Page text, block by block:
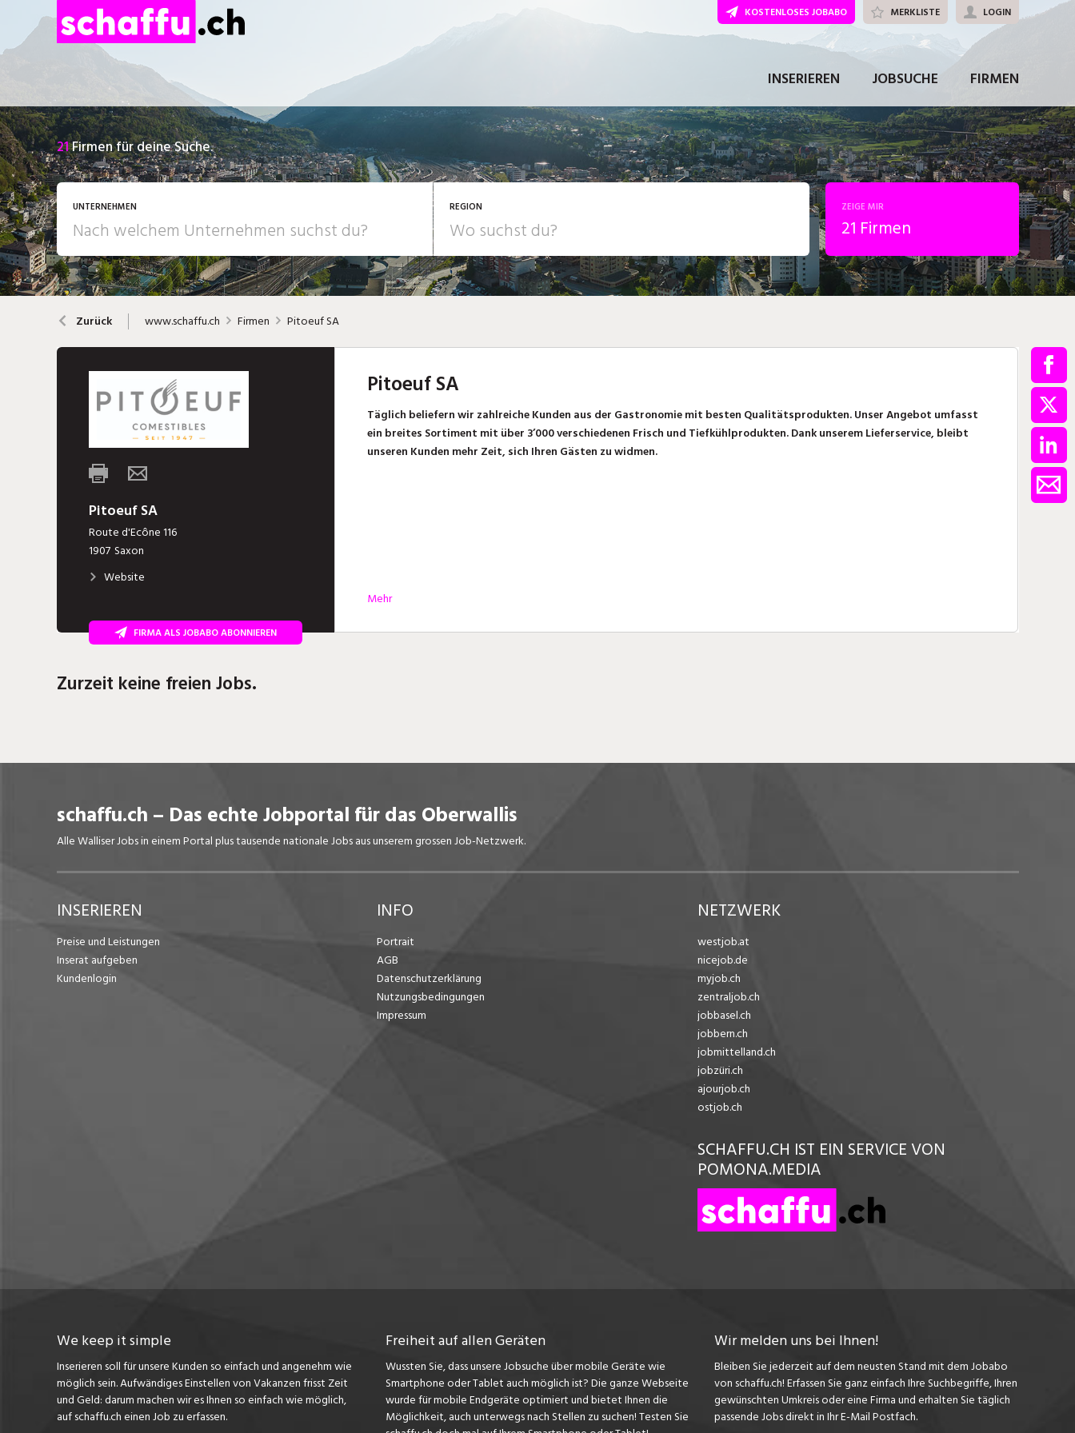
INSERIEREN JOBSUCHE FIRMEN
KOSTENLOSES JOBABO MERKLISTE LOGIN
21Firmen für deine Suche.
UNTERNEHMEN REGION ZEIGE MIR
21 Firmen
Zurück www.schaffu.ch Firmen Pitoeuf SA
Pitoeuf SA
Route d'Ecône 116
1907 Saxon
Website
FIRMA ALS JOBABO ABONNIEREN
Pitoeuf SA
Täglich beliefern wir zahlreicheKunden aus der Gastronomiemit besten Qualitätsprodukten. Unser Angebot umfasst
ein breites Sortiment mit über 3’000 verschiedenen Frisch und Tiefkühlprodukten. Dank unserem Lieferservice, bleibt
unseren Kunden mehr Zeit, sich Ihren Gästen zu widmen.
Mehr
Zurzeit keine freien Jobs.
schaffu.ch – Das echte Jobportal für das Oberwallis
Alle Walliser Jobs in einem Portal plus tausende nationale Jobs aus unserem grossen Job-Netzwerk.
INSERIEREN
Preise und Leistungen
Inserat aufgeben
Kundenlogin
INFO
Portrait
AGB
Datenschutzerklärung
Nutzungsbedingungen
Impressum
NETZWERK
westjob.at
nicejob.de
myjob.ch
zentraljob.ch
jobbasel.ch
jobbern.ch
jobmittelland.ch
jobzüri.ch
ajourjob.ch
ostjob.ch
SCHAFFU.CH IST EIN SERVICE VON
POMONA.MEDIA
We keep it simple
Inserieren soll für unsere Kunden so einfach und angenehm wie
möglich sein. Aufwändiges Einstellen von Vakanzen frisst Zeit
und Geld: darum machen wir es Ihnen so einfach wie möglich,
auf schaffu.ch einen Job zu erfassen.
Freiheit auf allen Geräten
Wussten Sie, dass unsere Jobsuche über mobile Geräte wie
Smartphone oder Tablet auch möglich ist? Die ganze Webseite
wurde für mobile Endgeräte optimiert und bietet Ihnen die
Möglichkeit, auch unterwegs nach Stellen zu suchen! Testen Sie
Wir melden uns bei Ihnen!
Bleiben Sie jederzeit auf dem neusten Stand mit dem Jobabo
von schaffu.ch! Erfassen Sie ganz einfach Ihre Suchbegriffe, Ihren
gewünschten Umkreis oder eine Firma und erhalten Sie täglich
passende Jobs direkt in Ihr E-Mail Postfach.